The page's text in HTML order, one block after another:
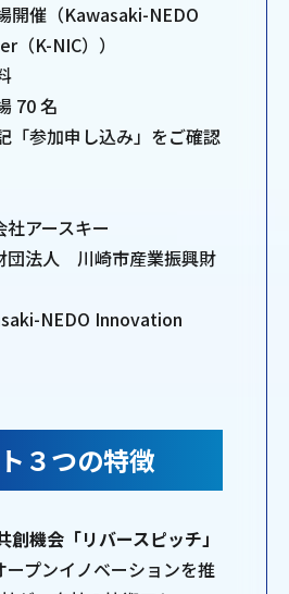
開催（Kawasaki-NEDO
K-NIC））
70 名
「参加申し込み」をご確認
アースキー
団法人 川崎市産業振興財
NEDO Innovation
３つの特徴
創機会「リバースピッチ」
プンイノベーションを推